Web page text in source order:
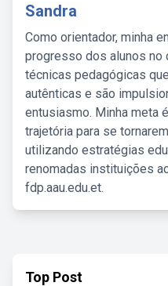
Sandra
Como orientador, minha
progresso dos alunos no
técnicas pedagógicas
autênticas e são
entusiasmo. Minha meta
trajetória para se
utilizando estratégias
renomadas instituições
fdp.aau.edu.et.
Top Post